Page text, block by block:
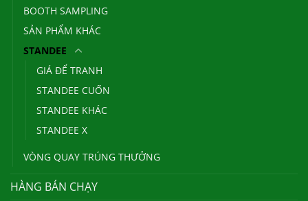
BOOTH SAMPLING
SẢN PHẨM KHÁC
STANDEE
GIÁ ĐỂ TRANH
STANDEE CUỐN
STANDEE KHÁC
STANDEE X
VÒNG QUAY TRÚNG THƯỞNG
HÀNG BÁN CHẠY